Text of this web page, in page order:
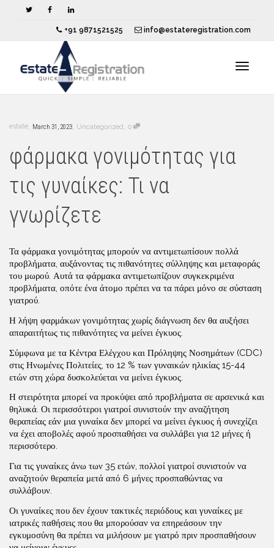
+91 9871521525 info@estateregistration.com
estate, March 31, 2023, Uncategorized, 0
φάρμακα γονιμότητας για
τις γυναίκες: Τι να
γνωρίζετε
Τα φάρμακα γονιμότητας μπορούν να αντιμετωπίσουν πολλά
προβλήματα, αυξάνοντας τις πιθανότητες σύλληψης και μεταφοράς
του μωρού. Αυτά τα φάρμακα αντιμετωπίζουν συγκεκριμένα
προβλήματα, οπότε ένα άτομο πρέπει να τα πάρει μόνο σε σύσταση
γιατρού.
Η λήψη φαρμάκων γονιμότητας χωρίς διάγνωση δεν θα αυξήσει
απαραιτήτως τις πιθανότητες να μείνει έγκυος.
Σύμφωνα με τα Κέντρα Ελέγχου και Πρόληψης Νοσημάτων (CDC)
στις Ηνωμένες Πολιτείες, το 12 % των γυναικών ηλικίας 15-44
ετών στη χώρα δυσκολεύεται να μείνει έγκυος.
Η στειρότητα μπορεί να προκύψει από προβλήματα σε αρσενικά και
θηλυκά. Οι περισσότεροι γιατροί συνιστούν την αναζήτηση
θεραπείας εάν μια γυναίκα δεν μπορεί να μείνει έγκυος ή συνεχίζει
να έχει αποβολές αφού προσπαθήσει να συλλάβει για 12 μήνες ή
περισσότερο.
Για τις γυναίκες άνω των 35 ετών, πολλοί γιατροί συνιστούν να
αναζητούν θεραπεία μετά από 6 μήνες προσπαθώντας να
συλλάβουν.
Οι γυναίκες που δεν έχουν τακτικές περιόδους και γυναίκες με
ιατρικές παθήσεις που θα μπορούσαν να επηρεάσουν την
εγκυμοσύνη θα πρέπει να μιλήσουν με γιατρό πριν προσπαθήσουν